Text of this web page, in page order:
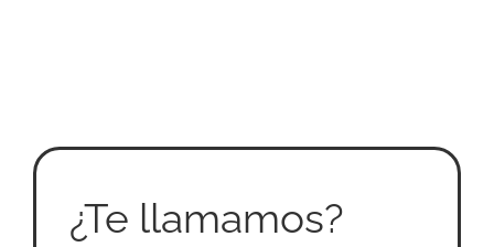
¿Te llamamos?